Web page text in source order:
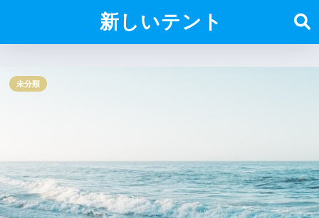
新しいテント
未分類